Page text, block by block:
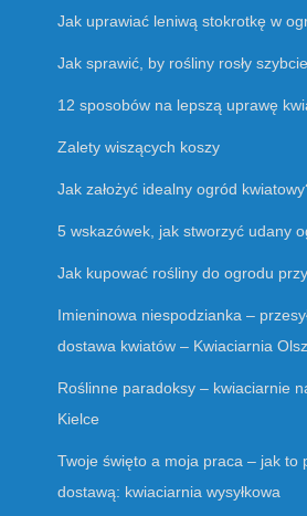
Jak uprawiać leniwą stokrotkę w
Jak sprawić, by rośliny rosły
12 sposobów na lepszą uprawę
Zalety wiszących koszy
Jak założyć idealny ogród
5 wskazówek, jak stworzyć udany
Jak kupować rośliny do ogrodu
Imieninowa niespodzianka –
dostawa kwiatów – Kwiaciarnia
Roślinne paradoksy – kwiaciarnie
Kielce
Twoje święto a moja praca – jak to
dostawą: kwiaciarnia wysyłkowa